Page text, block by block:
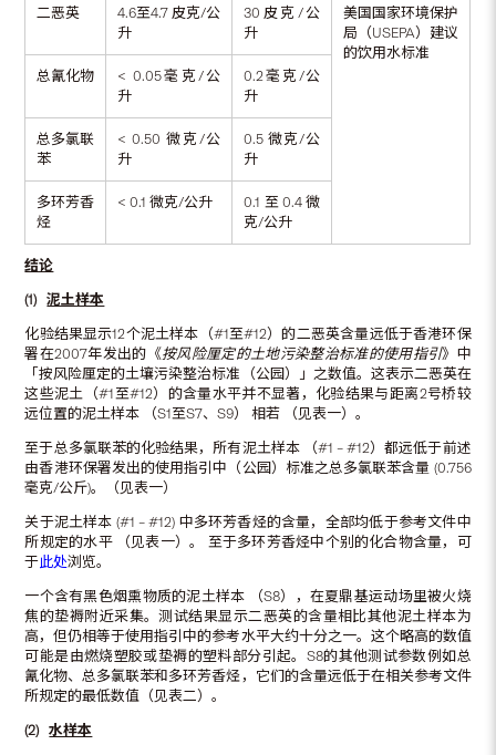
二恶英
4.6至4.7 皮克/公
升
30皮克/公
升
美国国家环境保护
局（USEPA）建议
的饮用水标准
总氰化物
< 0.05毫克/公
升
0.2毫克/公
升
总多氯联
苯
< 0.50 微克/公
升
0.5 微克/公
升
多环芳香
烃
< 0.1 微克/公升
0.1 至 0.4 微
克/公升
结论
(1)泥土样本
化验结果显示12个泥土样本（#1至#12）的二恶英含量远低于香港环保
署在2007年发出的《按风险厘定的土地污染整治标准的使用指引》中
「按风险厘定的土壤污染整治标准（公园）」之数值。这表示二恶英在
这些泥土（#1至#12）的含量水平并不显著，化验结果与距离2号桥较
远位置的泥土样本 （S1至S7、S9） 相若 （见表一）。
至于总多氯联苯的化验结果，所有泥土样本 （#1 – #12）都远低于前述
由香港环保署发出的使用指引中（公园）标准之总多氯联苯含量 (0.756
毫克/公斤)。（见表一）
关于泥土样本 (#1 – #12) 中多环芳香烃的含量，全部均低于参考文件中
所规定的水平 （见表一）。 至于多环芳香烃中个别的化合物含量，可
于此处浏览。
一个含有黑色烟熏物质的泥土样本 （S8），在夏鼎基运动场里被火烧
焦的垫褥附近采集。测试结果显示二恶英的含量相比其他泥土样本为
高，但仍相等于使用指引中的参考水平大约十分之一。这个略高的数值
可能是由燃烧塑胶或垫褥的塑料部分引起。S8的其他测试参数例如总
氰化物、总多氯联苯和多环芳香烃，它们的含量远低于在相关参考文件
所规定的最低数值（见表二）。
(2)水样本